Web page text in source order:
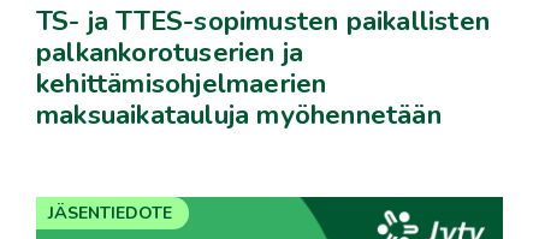
TS- ja TTES-sopimusten paikallisten
palkankorotuserien ja
kehittämisohjelmaerien
maksuaikatauluja myöhennetään
JÄSENTIEDOTE